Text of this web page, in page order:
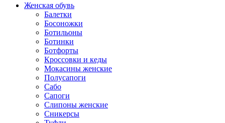
Женская обувь
Балетки
Босоножки
Ботильоны
Ботинки
Ботфорты
Кроссовки и кеды
Мокасины женские
Полусапоги
Сабо
Сапоги
Слипоны женские
Сникерсы